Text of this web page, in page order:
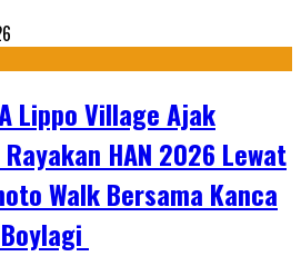
Lippo Village Ajak
HAN 2026 Lewat
Walk Bersama Kanca